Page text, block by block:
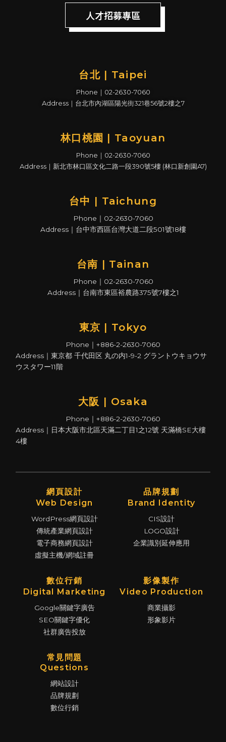
人才招募專區
台北 | Taipei
Phone｜02-2630-7060
Address｜台北市內湖區陽光街321巷56號2樓之7
林口桃園 | Taoyuan
Phone｜02-2630-7060
Address｜新北市林口區文化二路一段390號5樓 (林口新創園A7)
台中 | Taichung
Phone｜02-2630-7060
Address｜台中市西區台灣大道二段501號18樓
台南 | Tainan
Phone｜02-2630-7060
Address｜台南市東區裕農路375號7樓之1
東京 | Tokyo
Phone｜+886-2-2630-7060
Address｜東京都 千代田区 丸の内1-9-2 グラントウキョウサ
ウスタワー11階
大阪 | Osaka
Phone｜+886-2-2630-7060
Address｜日本大阪市北區天滿二丁目1之12號 天滿橋SE大樓
4樓
網頁設計
Web Design
WordPress網頁設計
傳統產業網頁設計
電子商務網頁設計
虛擬主機/網域註冊
品牌規劃
Brand Identity
CIS設計
LOGO設計
企業識別延伸應用
數位行銷
Digital Marketing
Google關鍵字廣告
SEO關鍵字優化
社群廣告投放
影像製作
Video Production
商業攝影
形象影片
常見問題
Questions
網站設計
品牌規劃
數位行銷